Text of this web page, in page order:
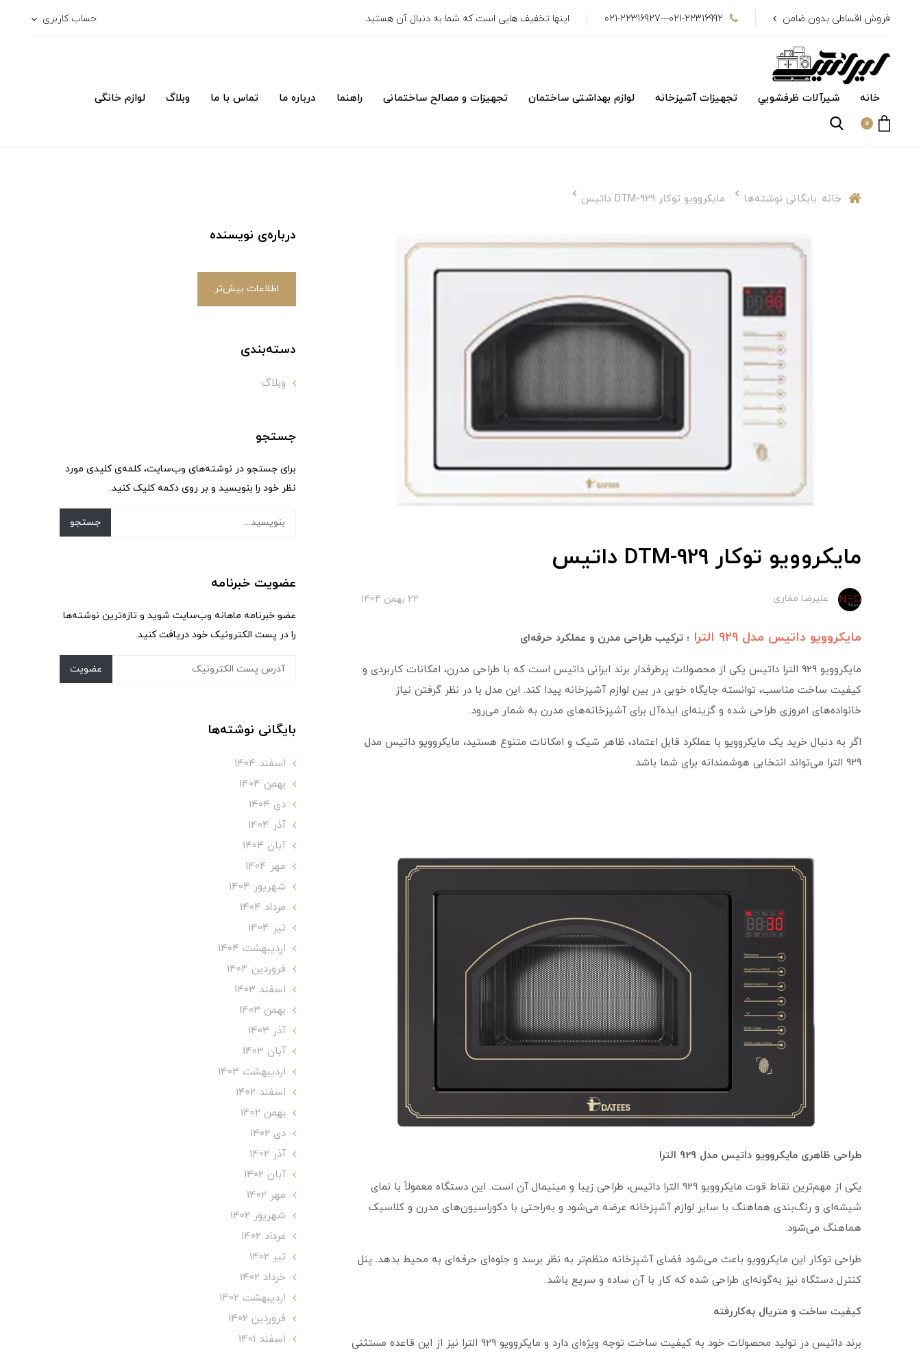
فروش اقساطی بدون ضامن 021-22316992---021-22316927 اینها تخفیف هایی است که شما به دنبال آن هستید. حساب کاربری
خانه شیرآلات ظرفشويي تجهیزات آشپزخانه لوازم بهداشتی ساختمان تجهیزات و مصالح ساختمانی راهنما درباره ما تماس با ما وبلاگ لوازم خانگی
0
خانه بایگانی نوشته‌ها مایکروویو توکار DTM-929 داتیس
مایکروویو توکار DTM-929 داتیس
علیرضا مغاری 22 بهمن 1404
مایکروویو داتیس مدل 929 الترا ؛ ترکیب طراحی مدرن و عملکرد حرفه‌ای
مایکروویو 929 الترا داتیس یکی از محصولات پرطرفدار برند ایرانی داتیس است که با طراحی مدرن، امکانات کاربردی و
کیفیت ساخت مناسب، توانسته جایگاه خوبی در بین لوازم آشپزخانه پیدا کند. این مدل با در نظر گرفتن نیاز
خانواده‌های امروزی طراحی شده و گزینه‌ای ایده‌آل برای آشپزخانه‌های مدرن به شمار می‌رود.
اگر به دنبال خرید یک مایکروویو با عملکرد قابل اعتماد، ظاهر شیک و امکانات متنوع هستید، مایکروویو داتیس مدل
929 الترا می‌تواند انتخابی هوشمندانه برای شما باشد.
طراحی ظاهری مایکروویو داتیس مدل 929 الترا
یکی از مهم‌ترین نقاط قوت مایکروویو 929 الترا داتیس، طراحی زیبا و مینیمال آن است. این دستگاه معمولاً با نمای
شیشه‌ای و رنگ‌بندی هماهنگ با سایر لوازم آشپزخانه عرضه می‌شود و به‌راحتی با دکوراسیون‌های مدرن و کلاسیک
هماهنگ می‌شود.
طراحی توکار این مایکروویو باعث می‌شود فضای آشپزخانه منظم‌تر به نظر برسد و جلوه‌ای حرفه‌ای به محیط بدهد. پنل
کنترل دستگاه نیز به‌گونه‌ای طراحی شده که کار با آن ساده و سریع باشد.
کیفیت ساخت و متریال به‌کاررفته
برند داتیس در تولید محصولات خود به کیفیت ساخت توجه ویژه‌ای دارد و مایکروویو 929 الترا نیز از این قاعده مستثنی
درباره‌ی نویسنده
اطلاعات بیش‌تر
دسته‌بندی
وبلاگ
جستجو
برای جستجو در نوشته‌های وب‌سایت، کلمه‌ی کلیدی مورد
نظر خود را بنویسید و بر روی دکمه کلیک کنید.
جستجو
عضویت خبرنامه
عضو خبرنامه ماهانه وب‌سایت شوید و تازه‌ترین نوشته‌ها
را در پست الکترونیک خود دریافت کنید.
عضویت
بایگانی نوشته‌ها
اسفند 1404
بهمن 1404
دی 1404
آذر 1404
آبان 1404
مهر 1404
شهریور 1404
مرداد 1404
تير 1404
ارديبهشت 1404
فروردین 1404
اسفند 1403
بهمن 1403
آذر 1403
آبان 1403
ارديبهشت 1403
اسفند 1402
بهمن 1402
دی 1402
آذر 1402
آبان 1402
مهر 1402
شهریور 1402
مرداد 1402
تير 1402
خرداد 1402
ارديبهشت 1402
فروردین 1402
اسفند 1401